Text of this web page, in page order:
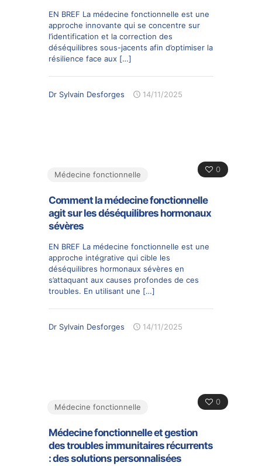
EN BREF La médecine fonctionnelle est une
approche innovante qui se concentre sur
l’identification et la correction des
déséquilibres sous-jacents afin d’optimiser la
résilience face aux […]
Dr Sylvain Desforges 14/11/2025
0
Médecine fonctionnelle
Comment la médecine fonctionnelle
agit sur les déséquilibres hormonaux
sévères
EN BREF La médecine fonctionnelle est une
approche intégrative qui cible les
déséquilibres hormonaux sévères en
s’attaquant aux causes profondes de ces
troubles. En utilisant une […]
Dr Sylvain Desforges 14/11/2025
0
Médecine fonctionnelle
Médecine fonctionnelle et gestion
des troubles immunitaires récurrents
: des solutions personnalisées